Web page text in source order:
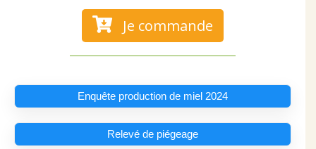
Je commande
Enquête production de miel 2024
Relevé de piégeage